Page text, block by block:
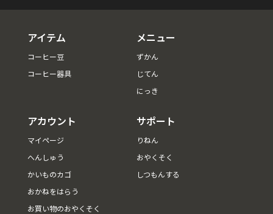
アイテム
コーヒー豆
コーヒー器具
メニュー
ずかん
じてん
にっき
アカウント
マイページ
へんしゅう
かいものカゴ
おかねをはらう
お買い物のおやくそく
サポート
りねん
おやくそく
しつもんする